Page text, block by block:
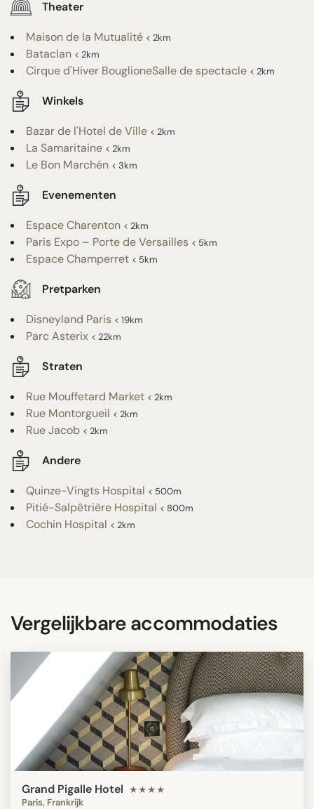
Theater
Maison de la Mutualité < 2km
Bataclan < 2km
Cirque d'Hiver BouglioneSalle de spectacle < 2km
Winkels
Bazar de l'Hotel de Ville < 2km
La Samaritaine < 2km
Le Bon Marchén < 3km
Evenementen
Espace Charenton < 2km
Paris Expo – Porte de Versailles < 5km
Espace Champerret < 5km
Pretparken
Disneyland Paris < 19km
Parc Asterix < 22km
Straten
Rue Mouffetard Market < 2km
Rue Montorgueil < 2km
Rue Jacob < 2km
Andere
Quinze-Vingts Hospital < 500m
Pitié-Salpêtrière Hospital < 800m
Cochin Hospital < 2km
Vergelijkbare accommodaties
Grand Pigalle Hotel ★★★★
Paris, Frankrijk